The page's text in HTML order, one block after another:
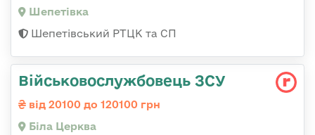
Шепетівка
Шепетівський РТЦК та СП
Військовослужбовець ЗСУ
від 20100 до 120100 грн
Біла Церква